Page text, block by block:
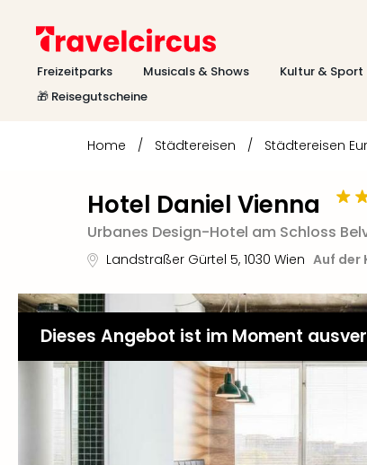
Freizeitparks Musicals & Shows Kultur & Sport
🎁 Reisegutscheine
Home / Städtereisen / Städtereisen
Hotel Daniel Vienna
Urbanes Design-Hotel am Schloss
Landstraßer Gürtel 5, 1030 Wien Auf der
Dieses Angebot ist im Moment